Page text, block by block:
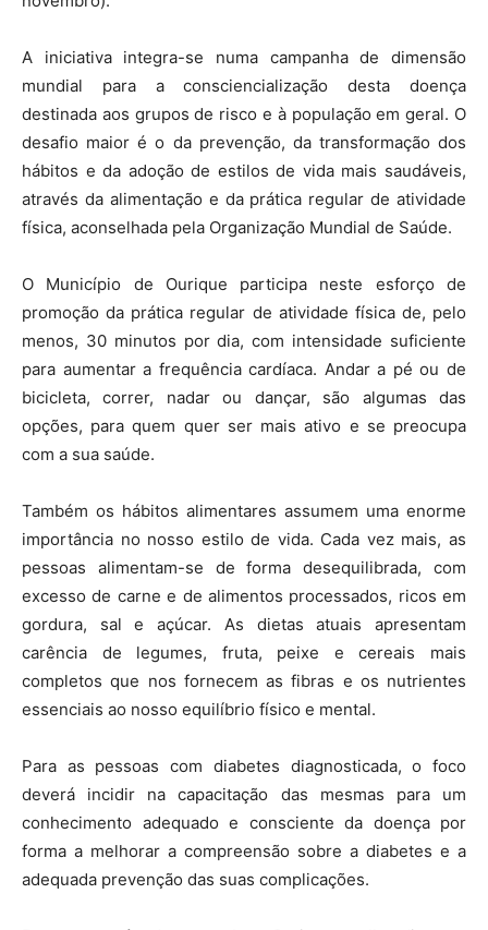
A iniciativa integra-se numa campanha de dimensão
mundial para a consciencialização desta doença
destinada aos grupos de risco e à população em geral. O
desafio maior é o da prevenção, da transformação dos
hábitos e da adoção de estilos de vida mais saudáveis,
através da alimentação e da prática regular de atividade
física, aconselhada pela Organização Mundial de Saúde.
O Município de Ourique participa neste esforço de
promoção da prática regular de atividade física de, pelo
menos, 30 minutos por dia, com intensidade suficiente
para aumentar a frequência cardíaca. Andar a pé ou de
bicicleta, correr, nadar ou dançar, são algumas das
opções, para quem quer ser mais ativo e se preocupa
com a sua saúde.
Também os hábitos alimentares assumem uma enorme
importância no nosso estilo de vida. Cada vez mais, as
pessoas alimentam-se de forma desequilibrada, com
excesso de carne e de alimentos processados, ricos em
gordura, sal e açúcar. As dietas atuais apresentam
carência de legumes, fruta, peixe e cereais mais
completos que nos fornecem as fibras e os nutrientes
essenciais ao nosso equilíbrio físico e mental.
Para as pessoas com diabetes diagnosticada, o foco
deverá incidir na capacitação das mesmas para um
conhecimento adequado e consciente da doença por
forma a melhorar a compreensão sobre a diabetes e a
adequada prevenção das suas complicações.